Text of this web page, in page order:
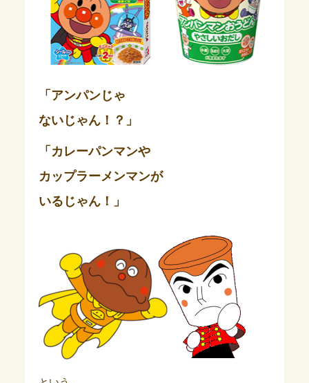
「アンパンじゃ
ないじゃん！？」
「カレーパンマンや
カップラーメンマンが
いるじゃん！」